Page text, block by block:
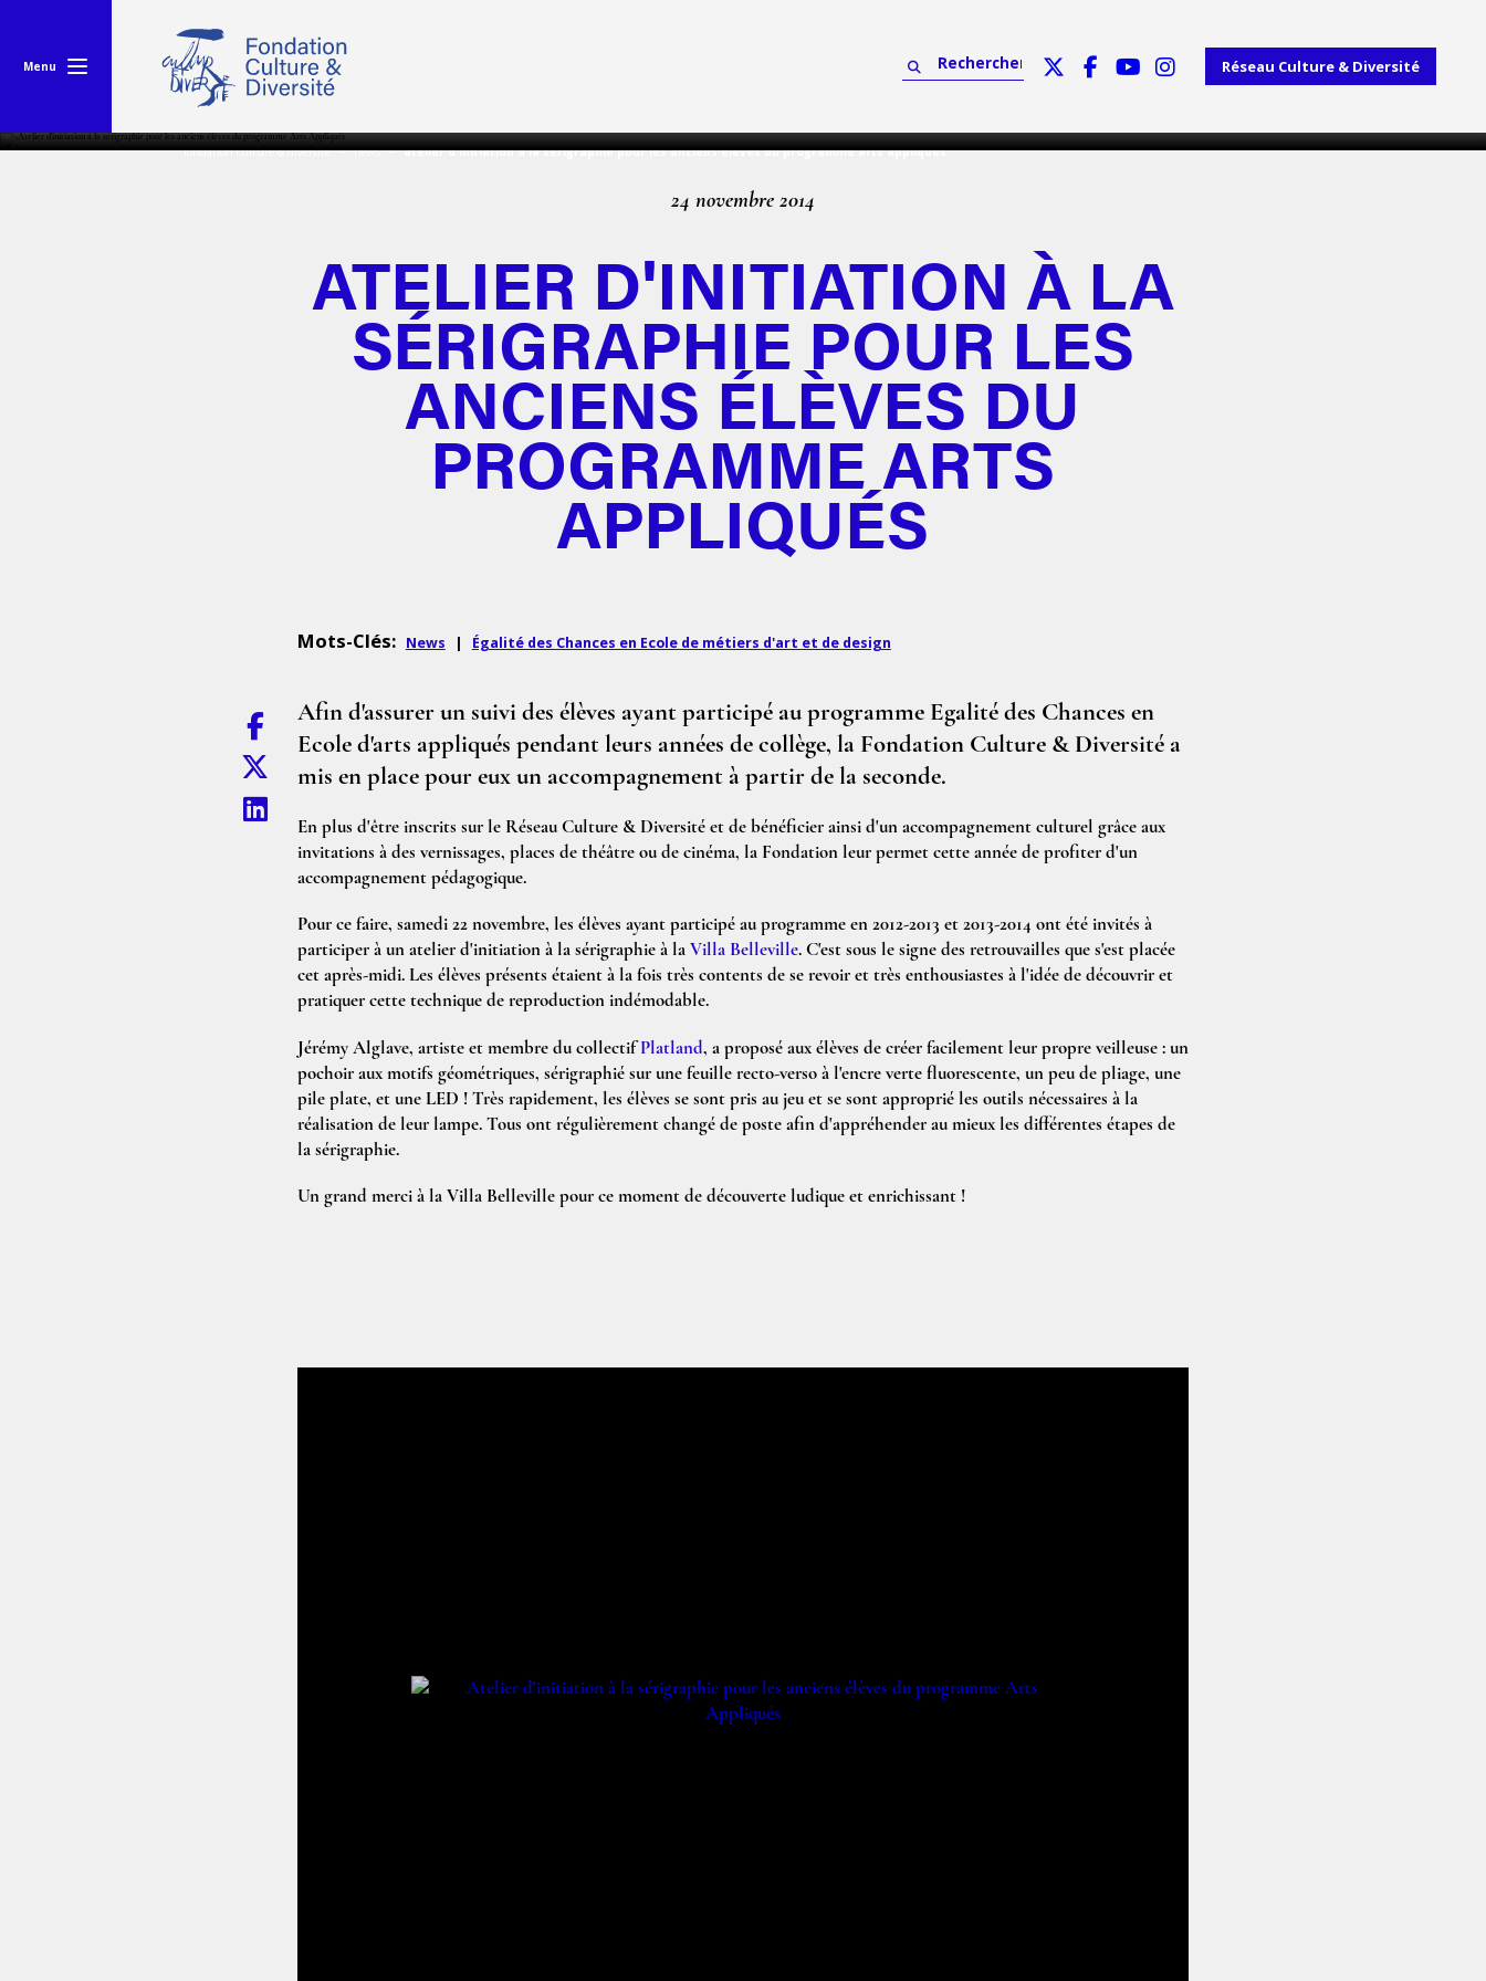
Menu Réseau Culture & Diversité
fondation culture & diversité news atelier d'initiation à la sérigraphie pour les anciens élèves du programme arts appliqués
24 novembre 2014
ATELIER D'INITIATION À LA
SÉRIGRAPHIE POUR LES
ANCIENS ÉLÈVES DU
PROGRAMME ARTS
APPLIQUÉS
Mots-Clés: News | Égalité des Chances en Ecole de métiers d'art et de design
Afin d'assurer un suivi des élèves ayant participé au programme Egalité des Chances en
Ecole d'arts appliqués pendant leurs années de collège, la Fondation Culture & Diversité a
mis en place pour eux un accompagnement à partir de la seconde.
En plus d'être inscrits sur le Réseau Culture & Diversité et de bénéficier ainsi d'un accompagnement culturel grâce aux
invitations à des vernissages, places de théâtre ou de cinéma, la Fondation leur permet cette année de profiter d'un
accompagnement pédagogique.
Pour ce faire, samedi 22 novembre, les élèves ayant participé au programme en 2012-2013 et 2013-2014 ont été invités à
participer à un atelier d'initiation à la sérigraphie à la Villa Belleville. C'est sous le signe des retrouvailles que s'est placée
cet après-midi. Les élèves présents étaient à la fois très contents de se revoir et très enthousiastes à l'idée de découvrir et
pratiquer cette technique de reproduction indémodable.
Jérémy Alglave, artiste et membre du collectifPlatland, a proposé aux élèves de créer facilement leur propre veilleuse : un
pochoir aux motifs géométriques, sérigraphié sur une feuille recto-verso à l'encre verte fluorescente, un peu de pliage, une
pile plate, et une LED ! Très rapidement, les élèves se sont pris au jeu et se sont approprié les outils nécessaires à la
réalisation de leur lampe. Tous ont régulièrement changé de poste afin d'appréhender au mieux les différentes étapes de
la sérigraphie.
Un grand merci à la Villa Belleville pour ce moment de découverte ludique et enrichissant !